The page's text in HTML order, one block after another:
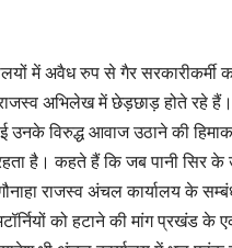
में अवैध रुप से गैर सरकारीकर्मी
अभिलेख में छेड़छाड़ होते रहे
उनके विरुद्ध आवाज उठाने की
रहता है। कहते हैं कि जब पानी सिर
राजस्व अंचल कार्यालय के
को हटाने की मांग प्रखंड के